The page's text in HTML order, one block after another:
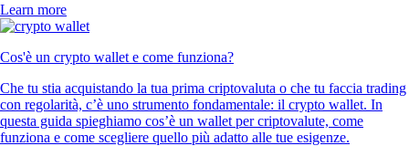
Learn more
Cos'è un crypto wallet e come funziona?
Che tu stia acquistando la tua prima criptovaluta o che tu faccia trading
con regolarità, c’è uno strumento fondamentale: il crypto wallet. In
questa guida spieghiamo cos’è un wallet per criptovalute, come
funziona e come scegliere quello più adatto alle tue esigenze.